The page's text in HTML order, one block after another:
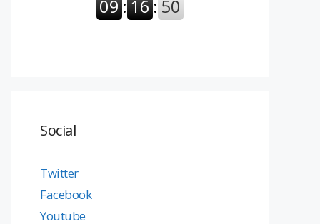
Social
Twitter
Facebook
Youtube